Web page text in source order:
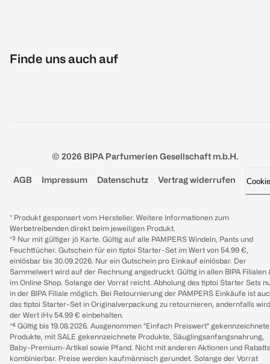
Finde uns auch auf
© 2026 BIPA Parfumerien Gesellschaft m.b.H.
AGB Impressum Datenschutz Vertrag widerrufen
* Produkt gesponsert vom Hersteller. Weitere Informationen zum
Werbetreibenden direkt beim jeweiligen Produkt.
*³ Nur mit gültiger jö Karte. Gültig auf alle PAMPERS Windeln, Pants und
Feuchttücher. Gutschein für ein tiptoi Starter-Set im Wert von 54.99 €,
einlösbar bis 30.09.2026. Nur ein Gutschein pro Einkauf einlösbar. Der
Sammelwert wird auf der Rechnung angedruckt. Gültig in allen BIPA Filialen
im Online Shop. Solange der Vorrat reicht. Abholung des tiptoi Starter Sets
in der BIPA Filiale möglich. Bei Retournierung der PAMPERS Einkäufe ist
das tiptoi Starter-Set in Originalverpackung zu retournieren, andernfalls wird
der Wert iHv 54.99 € einbehalten.
*⁴ Gültig bis 19.08.2026. Ausgenommen "Einfach Preiswert" gekennzeichnete
Produkte, mit SALE gekennzeichnete Produkte, Säuglingsanfangsnahrung,
Baby-Premium-Artikel sowie Pfand. Nicht mit anderen Aktionen und
kombinierbar. Preise werden kaufmännisch gerundet. Solange der Vorrat